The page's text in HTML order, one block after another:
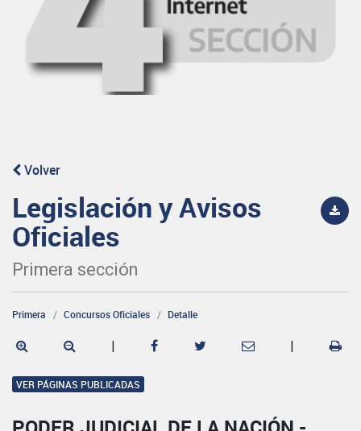
Volver
Legislación y Avisos
Oficiales
Primera sección
Primera Concursos Oficiales Detalle
| |
VER PÁGINAS PUBLICADAS